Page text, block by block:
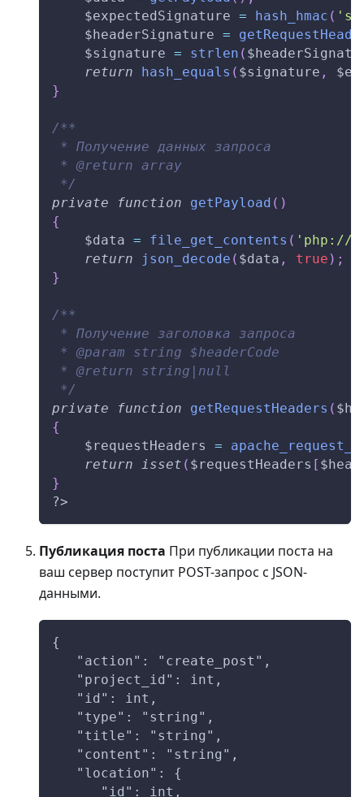
$expectedSignature = hash_hmac (
$headerSignature =
$signature = strlen (
return
hash_equals ( $signature ,
}
/**
* Получение данных запроса
* @return array
*/
private
function getPayload ( )
{
$data = file_get_contents ( 'php://
return
json_decode ( $data , true ) ;
}
/**
* Получение заголовка запроса
* @param string $headerCode
* @return string|null
*/
private
function getRequestHeaders (
{
$requestHeaders
=
return isset ( $requestHeaders [
}
?>
Публикация поста При публикации поста на
ваш сервер поступит POST-запрос с JSON-
данными.
{
   "action": "create_post",
   "project_id": int,
   "id": int,
   "type": "string",
   "title": "string",
   "content": "string",
   "location": {
      "id": int,